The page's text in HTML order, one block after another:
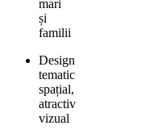
mari
și
familii
Design
tematic
spațial,
atractiv
vizual